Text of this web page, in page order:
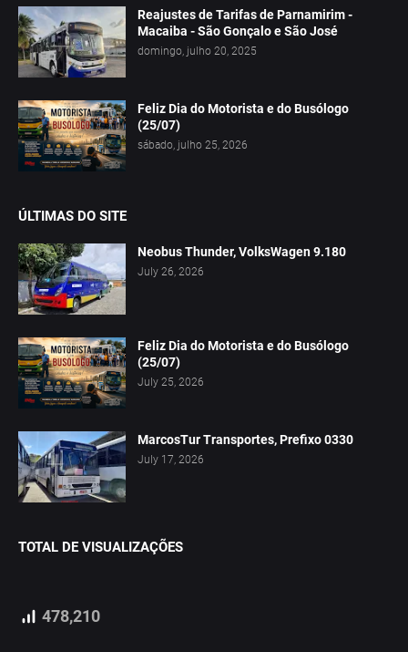
Reajustes de Tarifas de Parnamirim -
Macaiba - São Gonçalo e São José
domingo, julho 20, 2025
Feliz Dia do Motorista e do Busólogo
(25/07)
sábado, julho 25, 2026
ÚLTIMAS DO SITE
Neobus Thunder, VolksWagen 9.180
July 26, 2026
Feliz Dia do Motorista e do Busólogo
(25/07)
July 25, 2026
MarcosTur Transportes, Prefixo 0330
July 17, 2026
TOTAL DE VISUALIZAÇÕES
478,210